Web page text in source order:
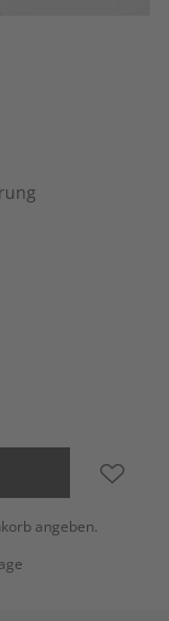
angeben.